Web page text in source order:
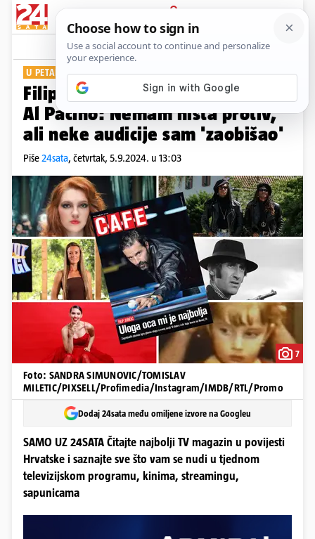
PRIJAVA
Show Komentari
U PETAK NA SVIM KIOSCIMA
Filip Juričić pozirao nam je kao
Al Pacino: Nemam ništa protiv,
ali neke audicije sam 'zaobišao'
Piše24sata, četvrtak, 5.9.2024. u 13:03
7
Foto: SANDRA SIMUNOVIC/TOMISLAV
MILETIC/PIXSELL/Profimedia/Instagram/IMDB/RTL/Promo
Dodaj 24sata među omiljene izvore na Googleu
SAMO UZ 24SATA Čitajte najbolji TV magazin u povijesti
Hrvatske i saznajte sve što vam se nudi u tjednom
televizijskom programu, kinima, streamingu,
sapunicama